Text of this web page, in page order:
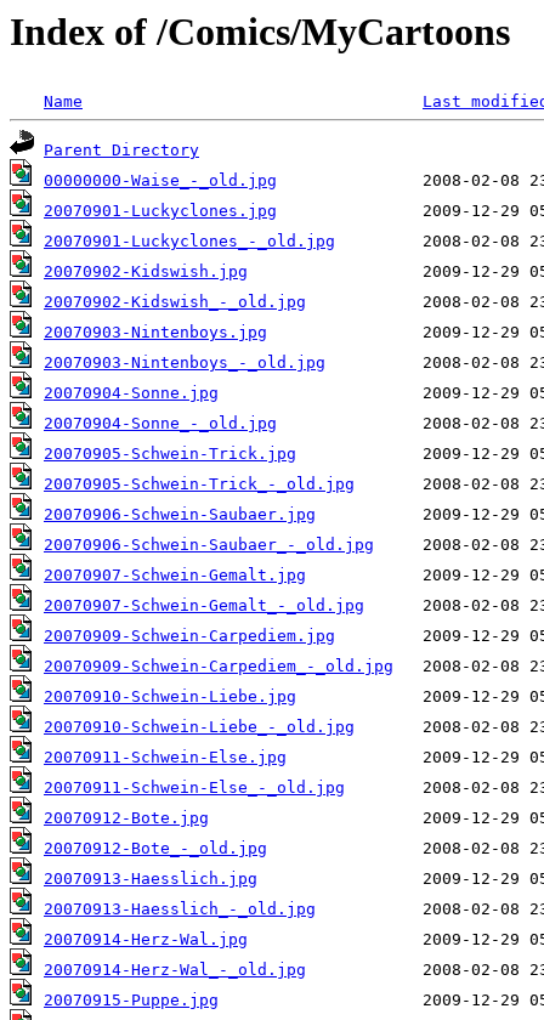
Index of /Comics/MyCartoons
Name Last
Parent Directory
00000000-Waise_-_old.jpg
20070901-Luckyclones.jpg
20070901-Luckyclones_-_old.jpg
20070902-Kidswish.jpg
20070902-Kidswish_-_old.jpg
20070903-Nintenboys.jpg
20070903-Nintenboys_-_old.jpg
20070904-Sonne.jpg
20070904-Sonne_-_old.jpg
20070905-Schwein-Trick.jpg
20070905-Schwein-Trick_-_old.jpg
20070906-Schwein-Saubaer.jpg
20070906-Schwein-Saubaer_-_old.jpg
20070907-Schwein-Gemalt.jpg
20070907-Schwein-Gemalt_-_old.jpg
20070909-Schwein-Carpediem.jpg
20070909-Schwein-Carpediem_-_old.jpg
20070910-Schwein-Liebe.jpg
20070910-Schwein-Liebe_-_old.jpg
20070911-Schwein-Else.jpg
20070911-Schwein-Else_-_old.jpg
20070912-Bote.jpg
20070912-Bote_-_old.jpg
20070913-Haesslich.jpg
20070913-Haesslich_-_old.jpg
20070914-Herz-Wal.jpg
20070914-Herz-Wal_-_old.jpg
20070915-Puppe.jpg